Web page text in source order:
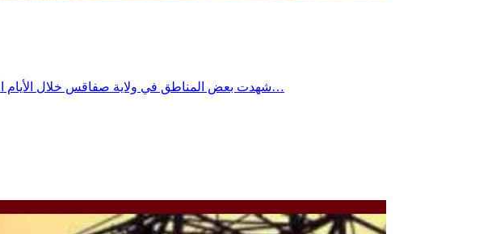
شهدت بعض المناطق في ولاية صفاقس خلال الأيام الأخيرة نقص ملحوظ في مادة الخبز، تزامنا مع تكرار انقطاعات التيار الكهربائي، وهو ما أثر بشكل مباشر على نسق…